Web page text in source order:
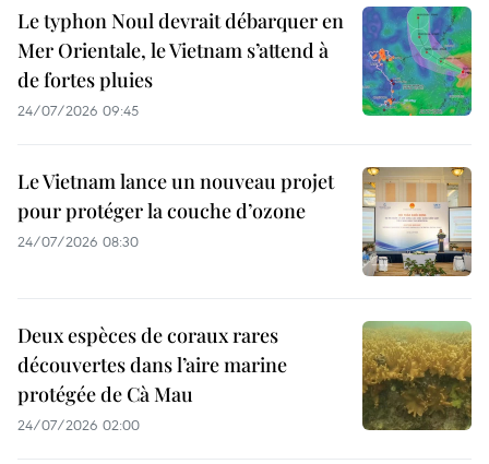
Le typhon Noul devrait débarquer en
Mer Orientale, le Vietnam s’attend à
de fortes pluies
24/07/2026 09:45
Le Vietnam lance un nouveau projet
pour protéger la couche d’ozone
24/07/2026 08:30
Deux espèces de coraux rares
découvertes dans l’aire marine
protégée de Cà Mau
24/07/2026 02:00